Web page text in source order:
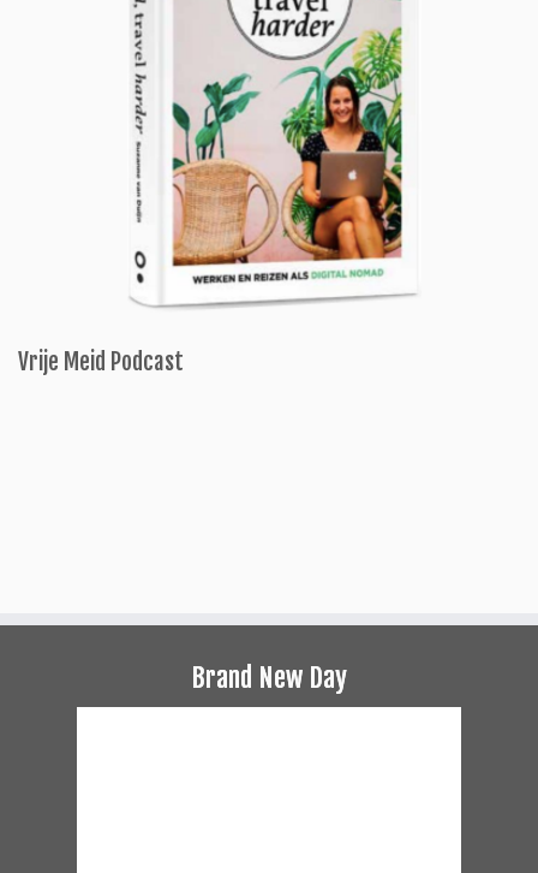
Vrije Meid Podcast
Brand New Day